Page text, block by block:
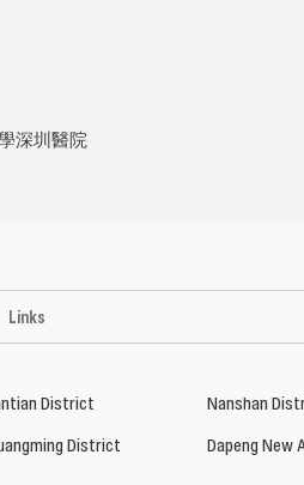
深圳醫院
Links
District Nanshan
District Dapeng New